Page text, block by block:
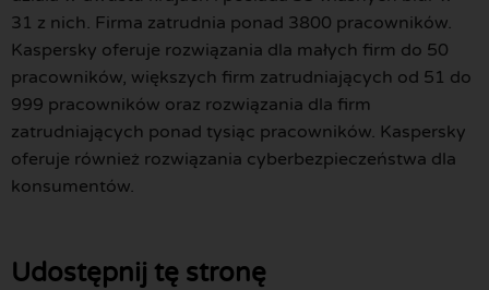
31 z nich. Firma zatrudnia ponad 3800 pracowników.
Kaspersky oferuje rozwiązania dla małych firm do 50
pracowników, większych firm zatrudniających od 51 do
999 pracowników oraz rozwiązania dla firm
zatrudniających ponad tysiąc pracowników. Kaspersky
oferuje również rozwiązania cyberbezpieczeństwa dla
konsumentów.
Udostępnij tę stronę